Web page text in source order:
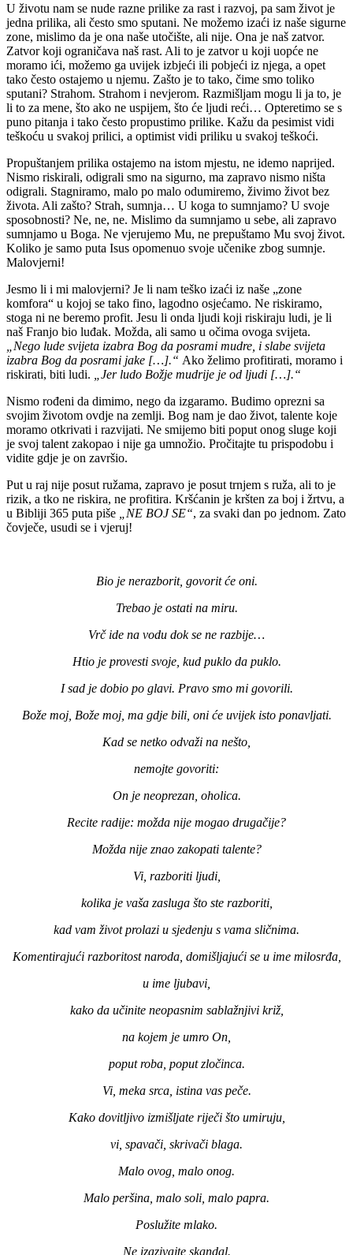
U životu nam se nude razne prilike za rast i razvoj, pa sam život je
jedna prilika, ali često smo sputani. Ne možemo izaći iz naše sigurne
zone, mislimo da je ona naše utočište, ali nije. Ona je naš zatvor.
Zatvor koji ograničava naš rast. Ali to je zatvor u koji uopće ne
moramo ići, možemo ga uvijek izbjeći ili pobjeći iz njega, a opet
tako često ostajemo u njemu. Zašto je to tako, čime smo toliko
sputani? Strahom. Strahom i nevjerom. Razmišljam mogu li ja to, je
li to za mene, što ako ne uspijem, što će ljudi reći… Opteretimo se s
puno pitanja i tako često propustimo prilike. Kažu da pesimist vidi
teškoću u svakoj prilici, a optimist vidi priliku u svakoj teškoći.
Propuštanjem prilika ostajemo na istom mjestu, ne idemo naprijed.
Nismo riskirali, odigrali smo na sigurno, ma zapravo nismo ništa
odigrali. Stagniramo, malo po malo odumiremo, živimo život bez
života. Ali zašto? Strah, sumnja… U koga to sumnjamo? U svoje
sposobnosti? Ne, ne, ne. Mislimo da sumnjamo u sebe, ali zapravo
sumnjamo u Boga. Ne vjerujemo Mu, ne prepuštamo Mu svoj život.
Koliko je samo puta Isus opomenuo svoje učenike zbog sumnje.
Malovjerni!
Jesmo li i mi malovjerni? Je li nam teško izaći iz naše „zone
komfora“ u kojoj se tako fino, lagodno osjećamo. Ne riskiramo,
stoga ni ne beremo profit. Jesu li onda ljudi koji riskiraju ludi, je li
naš Franjo bio luđak. Možda, ali samo u očima ovoga svijeta.
„Nego lude svijeta izabra Bog da posrami mudre, i slabe svijeta
izabra Bog da posrami jake […].“ Ako želimo profitirati, moramo i
riskirati, biti ludi.
„Jer ludo Božje mudrije je od ljudi […].“
Nismo rođeni da dimimo, nego da izgaramo. Budimo oprezni sa
svojim životom ovdje na zemlji. Bog nam je dao život, talente koje
moramo otkrivati i razvijati. Ne smijemo biti poput onog sluge koji
je svoj talent zakopao i nije ga umnožio. Pročitajte tu prispodobu i
vidite gdje je on završio.
Put u raj nije posut ružama, zapravo je posut trnjem s ruža, ali to je
rizik, a tko ne riskira, ne profitira. Kršćanin je kršten za boj i žrtvu, a
u Bibliji 365 puta piše
„NE BOJ SE“, za svaki dan po jednom. Zato
čovječe, usudi se i vjeruj!
Bio je nerazborit, govorit će oni.
Trebao je ostati na miru.
Vrč ide na vodu dok se ne razbije…
Htio je provesti svoje, kud puklo da puklo.
I sad je dobio po glavi. Pravo smo mi govorili.
Bože moj, Bože moj, ma gdje bili, oni će uvijek isto ponavljati.
Kad se netko odvaži na nešto,
nemojte govoriti:
On je neoprezan, oholica.
Recite radije: možda nije mogao drugačije?
Možda nije znao zakopati talente?
Vi, razboriti ljudi,
kolika je vaša zasluga što ste razboriti,
kad vam život prolazi u sjedenju s vama sličnima.
Komentirajući razboritost naroda, domišljajući se u ime milosrđa,
u ime ljubavi,
kako da učinite neopasnim sablažnjivi križ,
na kojem je umro On,
poput roba, poput zločinca.
Vi, meka srca, istina vas peče.
Kako dovitljivo izmišljate riječi što umiruju,
vi, spavači, skrivači blaga.
Malo ovog, malo onog.
Malo peršina, malo soli, malo papra.
Poslužite mlako.
Ne izazivajte skandal.